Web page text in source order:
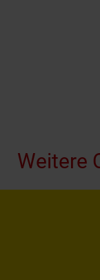
Weitere